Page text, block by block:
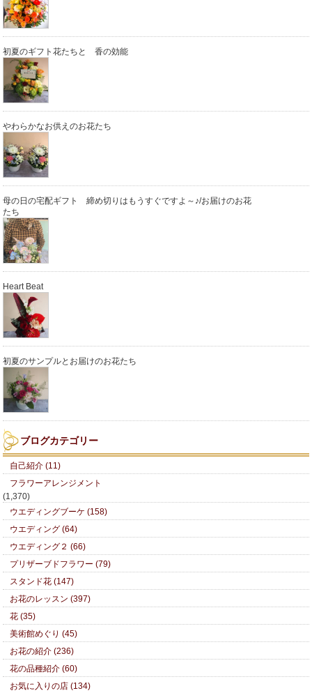
初夏のギフト花たちと 香の効能
やわらかなお供えのお花たち
母の日の宅配ギフト 締め切りはもうすぐですよ～♪/お届けのお花
たち
Heart Beat
初夏のサンプルとお届けのお花たち
ブログカテゴリー
自己紹介 (11)
フラワーアレンジメント
(1,370)
ウエディングブーケ (158)
ウエディング (64)
ウエディング２ (66)
プリザーブドフラワー (79)
スタンド花 (147)
お花のレッスン (397)
花 (35)
美術館めぐり (45)
お花の紹介 (236)
花の品種紹介 (60)
お気に入りの店 (134)